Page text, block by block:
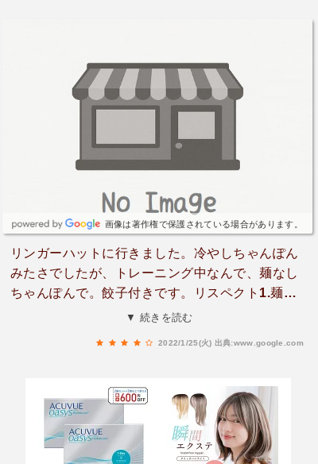
画像は著作権で保護されている場合があります。
リンガーハットに行きました。冷やしちゃんぽん
みたさでしたが、トレーニング中なんで、麺なし
ちゃんぽんで。餃子付きです。リスペクト1.麺な
しちゃんぽん野菜たっぷりにしましたら、丼ぶり
シング2種と塩たれと胡椒といくと、ノーマルあ
わせて、5回味変わる、素晴らしい、また美味す
ぎる！リスペクトしまくりました〜‼️リンガーす
ごし‼️やはりボリューム感あるね、再来店。お腹
▼ 続きを読む
2022/1/25(火) 出典:www.google.com